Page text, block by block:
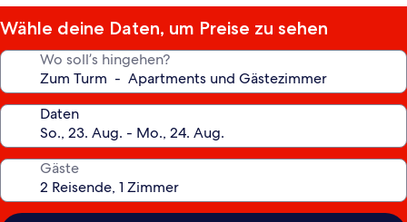
Wähle deine Daten, um Preise zu sehen
Wo soll’s hingehen?
Daten
Gäste